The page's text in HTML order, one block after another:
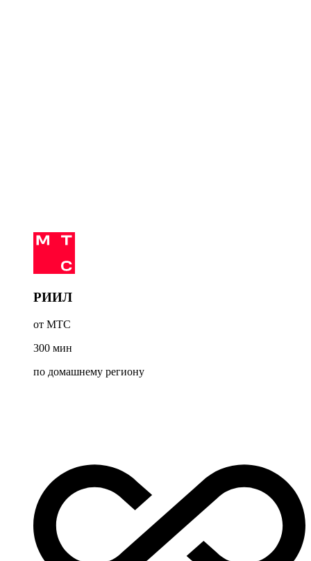
РИИЛ
от МТС
300 мин
по домашнему региону